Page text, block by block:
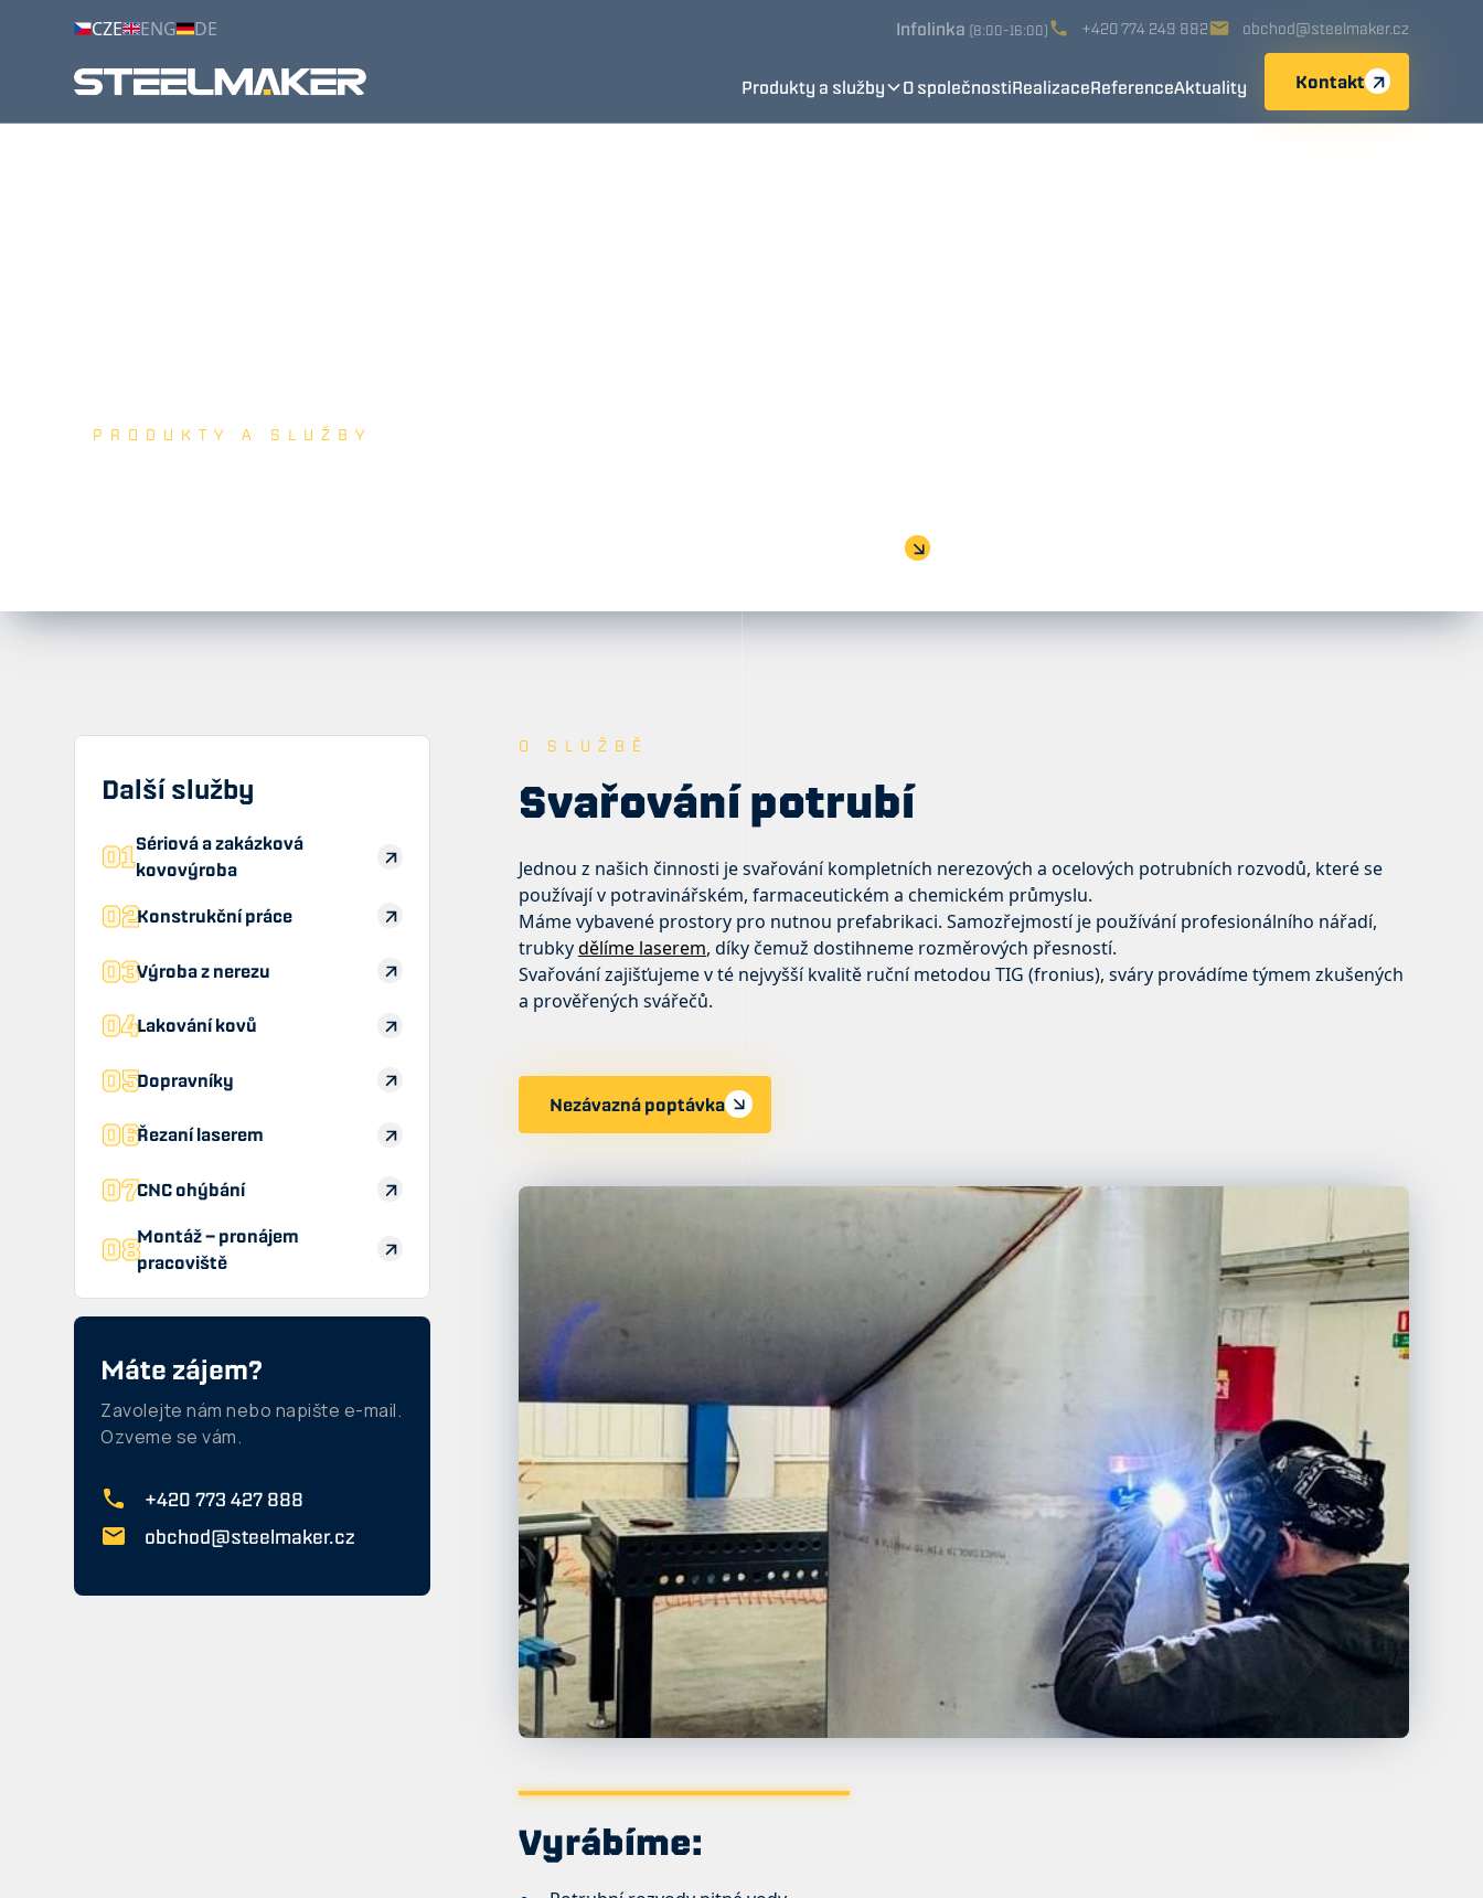
CZE ENG DE Infolinka (8:00-16:00) +420 774 249 882 obchod@steelmaker.cz
Produkty a služby O společnostiRealizaceReferenceAktuality Kontakt
PRODUKTY A SLUŽBY
Další služby
01Sériová a zakázková
kovovýroba
02Konstrukční práce
03Výroba z nerezu
04Lakování kovů
05Dopravníky
06Řezaní laserem
07CNC ohýbání
08Montáž – pronájem
pracoviště
Máte zájem?
Zavolejte nám nebo napište e-mail.
Ozveme se vám.
+420 773 427 888
obchod@steelmaker.cz
O SLUŽBĚ
Svařování potrubí
Jednou z našich činnosti je svařování kompletních nerezových a ocelových potrubních rozvodů, které se
používají v potravinářském, farmaceutickém a chemickém průmyslu.
Máme vybavené prostory pro nutnou prefabrikaci. Samozřejmostí je používání profesionálního nářadí,
trubkydělíme laserem, díky čemuž dostihneme rozměrových přesností.
Svařování zajišťujeme v té nejvyšší kvalitě ruční metodou TIG (fronius), sváry provádíme týmem zkušených
a prověřených svářečů.
Nezávazná poptávka
Vyrábíme: